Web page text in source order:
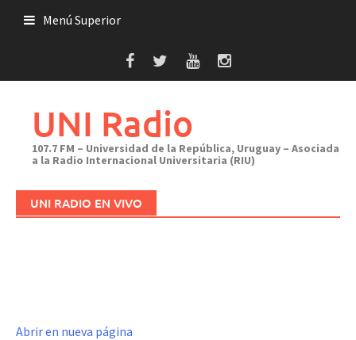
Menú Superior
UNI Radio
107.7 FM – Universidad de la República, Uruguay – Asociada
a la Radio Internacional Universitaria (RIU)
UNI RADIO EN VIVO
Abrir en nueva página